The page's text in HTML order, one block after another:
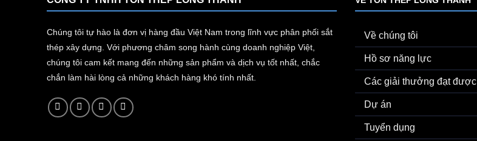
Chúng tôi tự hào là đơn vị hàng đầu Việt Nam trong lĩnh vực phân phối sắt
thép xây dựng. Với phương châm song hành cùng doanh nghiệp Việt,
chúng tôi cam kết mang đến những sản phẩm và dịch vụ tốt nhất, chắc
chắn làm hài lòng cả những khách hàng khó tính nhất.
Về chúng tôi
Hồ sơ năng lực
Các giải thưởng đạt được
Dự án
Tuyển dụng